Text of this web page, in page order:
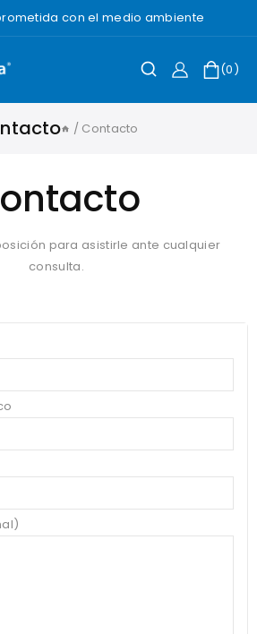
con el medio ambiente
0
/ Contacto
para asistirle ante cualquier
consulta.